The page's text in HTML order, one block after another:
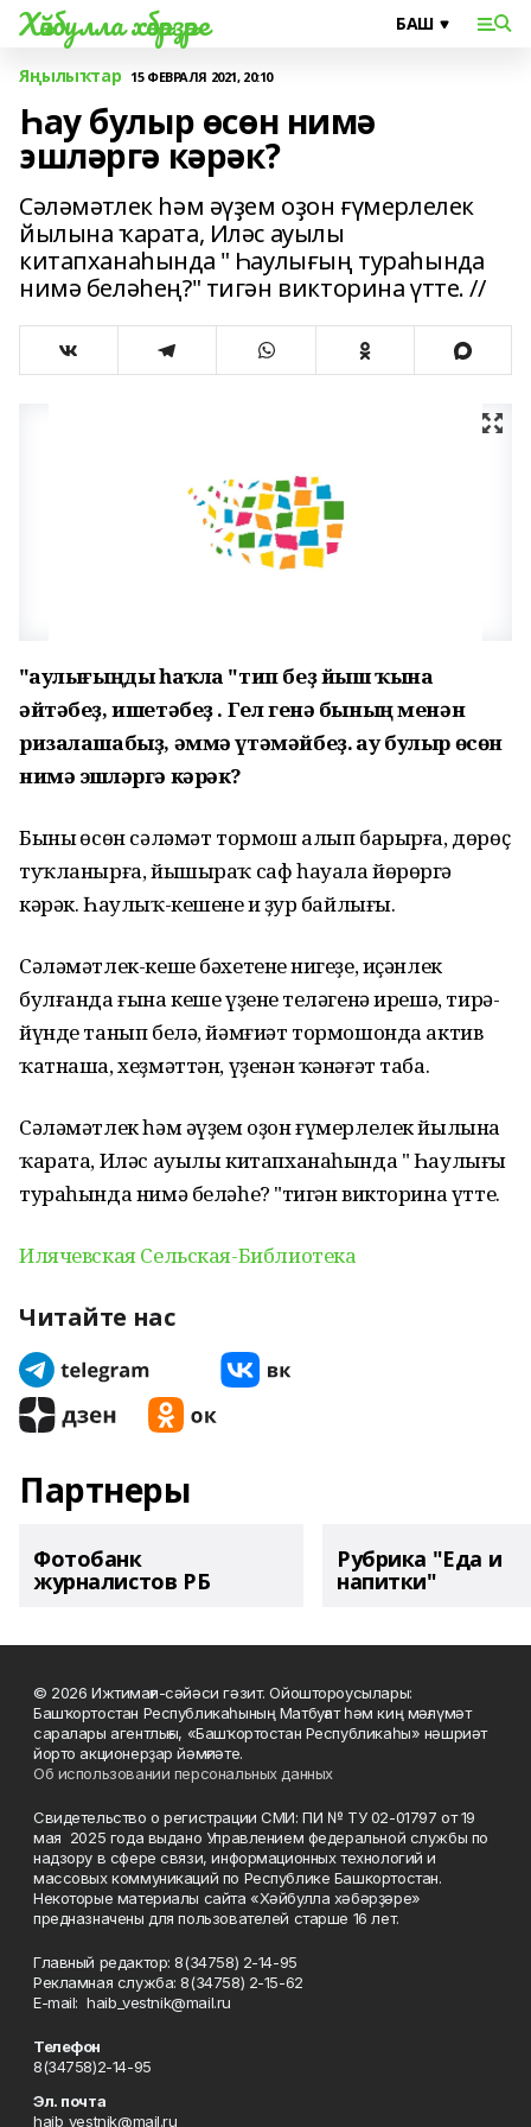
Хәйбулла хәбәрҙәре
Яңылыҡтар 15 ФЕВРАЛЯ 2021, 20:10
Һау булыр өсөн нимә
эшләргә кәрәк?
Сәләмәтлек һәм әүҙем оҙон ғүмерлелек
йылына ҡарата, Иләс ауылы
китапханаһында " Һаулығың тураһында
нимә беләһең?" тигән викторина үтте. //
"Һаулығыңды һаҡла "тип беҙ йыш ҡына
әйтәбеҙ, ишетәбеҙ . Гел генә бының менән
ризалашабыҙ, әммә үтәмәйбеҙ. Һау булыр өсөн
нимә эшләргә кәрәк?
Бының өсөн сәләмәт тормош алып барырға, дөрөҫ
туҡланырға, йышыраҡ саф һауала йөрөргә
кәрәк. Һаулыҡ-кешенең иң ҙур байлығы.
Сәләмәтлек-кеше бәхетенең нигеҙе, иҫәнлек
булғанда ғына кеше үҙенең теләгенә ирешә, тирә-
йүнде танып белә, йәмғиәт тормошонда актив
ҡатнаша, хеҙмәттән, үҙенән ҡәнәғәт таба.
Сәләмәтлек һәм әүҙем оҙон ғүмерлелек йылына
ҡарата, Иләс ауылы китапханаһында " Һаулығың
тураһында нимә беләһең? "тигән викторина үтте.
Илячевская Сельская-Библиотека
Читайте нас
Партнеры
Фотобанк
журналистов РБ
Рубрика "Еда и
напитки"
© 2026 Ижтимағи-сәйәси гәзит. Ойоштороусылары:
Башҡортостан Республикаһының Матбуғат һәм киң мәғлүмәт
саралары агентлығы, «Башҡортостан Республикаһы» нәшриәт
йорто акционерҙар йәмғиәте.
Об использовании персональных данных
Свидетельство о регистрации СМИ: ПИ № ТУ 02-01797 от 19
мая 2025 года выдано Управлением федеральной службы по
надзору в сфере связи, информационных технологий и
массовых коммуникаций по Республике Башкортостан.
Некоторые материалы сайта «Хәйбулла хәбәрҙәре»
предназначены для пользователей старше 16 лет.
Главный редактор: 8(34758) 2-14-95
Рекламная служба: 8(34758) 2-15-62
Е-mаil: haib_vestnik@mail.ru
Телефон
8(34758)2-14-95
Эл. почта
haib_vestnik@mail.ru